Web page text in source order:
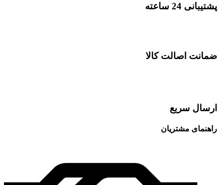
پشتیبانی 24 ساعته
ضمانت اصالت کالا
ارسال سریع
راهنمای مشتریان